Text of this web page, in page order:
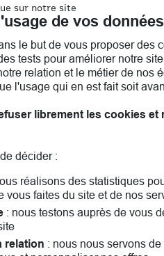
habitation,
sur notre site
de vos données
le but de vous proposer des
tests pour améliorer notre site.
relation et le métier de nos
l'usage qui en est fait soit
librement les cookies et
décider :
réalisons des statistiques
vous faites du site et de nos
: nous testons auprès de vous
relation : nous nous servons